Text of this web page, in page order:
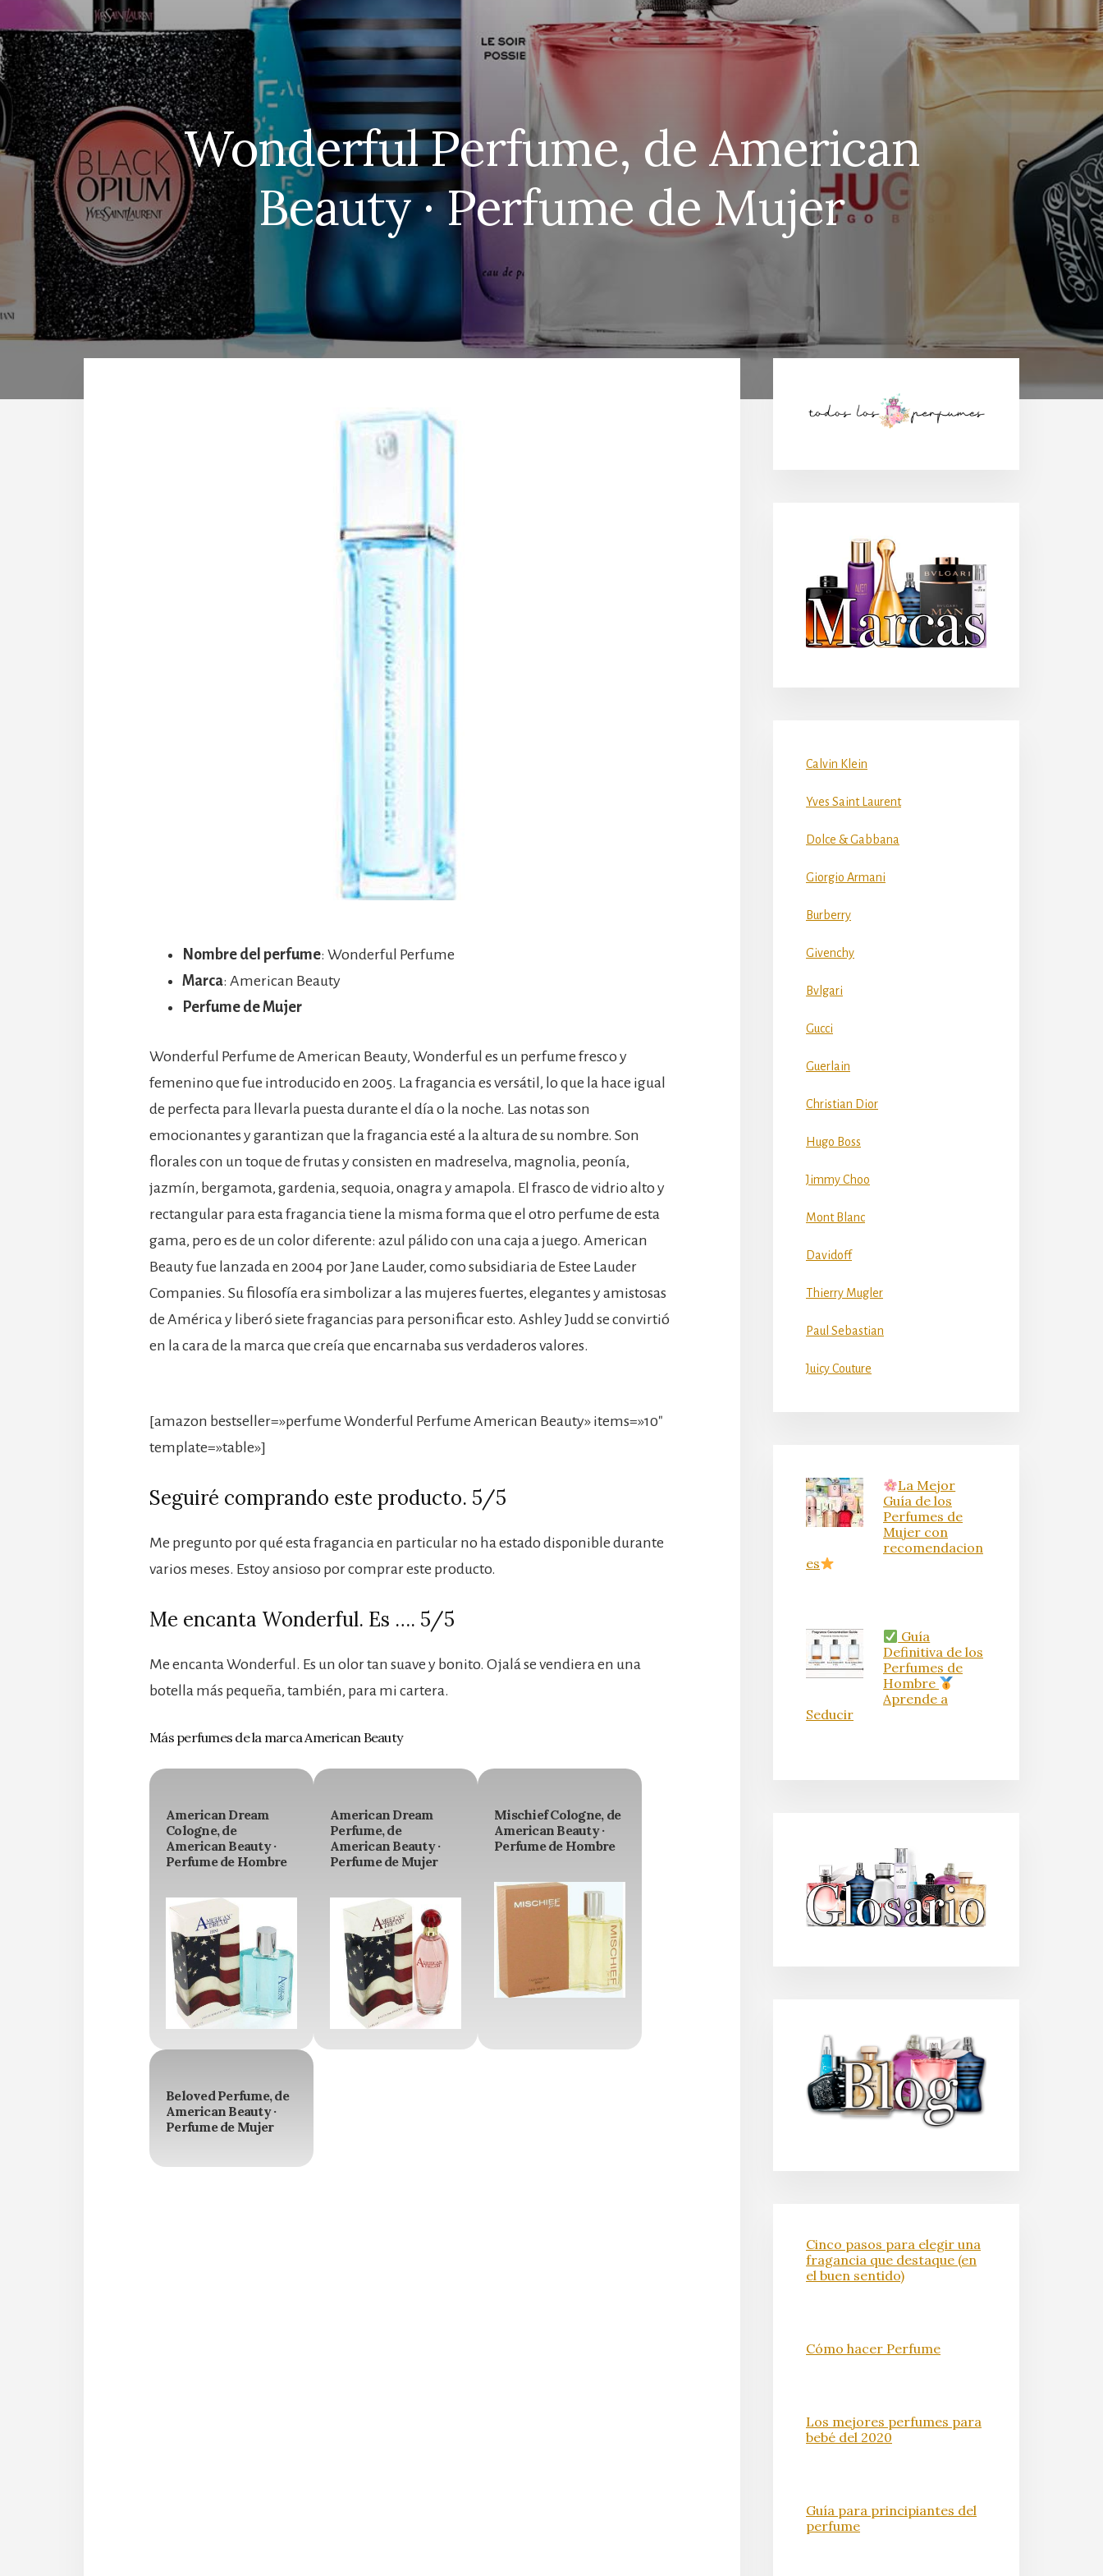
Wonderful Perfume, de American
Beauty · Perfume de Mujer
Nombre del perfume: Wonderful Perfume
Marca: American Beauty
Perfume de Mujer
Wonderful Perfume de American Beauty, Wonderful es un perfume fresco y
femenino que fue introducido en 2005. La fragancia es versátil, lo que la hace igual
de perfecta para llevarla puesta durante el día o la noche. Las notas son
emocionantes y garantizan que la fragancia esté a la altura de su nombre. Son
florales con un toque de frutas y consisten en madreselva, magnolia, peonía,
jazmín, bergamota, gardenia, sequoia, onagra y amapola. El frasco de vidrio alto y
rectangular para esta fragancia tiene la misma forma que el otro perfume de esta
gama, pero es de un color diferente: azul pálido con una caja a juego. American
Beauty fue lanzada en 2004 por Jane Lauder, como subsidiaria de Estee Lauder
Companies. Su filosofía era simbolizar a las mujeres fuertes, elegantes y amistosas
de América y liberó siete fragancias para personificar esto. Ashley Judd se convirtió
en la cara de la marca que creía que encarnaba sus verdaderos valores.
[amazon bestseller=»perfume Wonderful Perfume American Beauty» items=»10″
template=»table»]
Seguiré comprando este producto. 5/5
Me pregunto por qué esta fragancia en particular no ha estado disponible durante
varios meses. Estoy ansioso por comprar este producto.
Me encanta Wonderful. Es …. 5/5
Me encanta Wonderful. Es un olor tan suave y bonito. Ojalá se vendiera en una
botella más pequeña, también, para mi cartera.
Más perfumes de la marca American Beauty
American Dream
Cologne, de
American Beauty ·
Perfume de Hombre
American Dream
Perfume, de
American Beauty ·
Perfume de Mujer
Mischief Cologne, de
American Beauty ·
Perfume de Hombre
Beloved Perfume, de
American Beauty ·
Perfume de Mujer
lateral
Calvin Klein
Yves Saint Laurent
Dolce & Gabbana
Giorgio Armani
Burberry
Givenchy
Bvlgari
Gucci
Guerlain
Christian Dior
Hugo Boss
Jimmy Choo
Mont Blanc
Davidoff
Thierry Mugler
Paul Sebastian
Juicy Couture
La Mejor
Guía de los
Perfumes de
Mujer con
recomendacion
es
Guía
Definitiva de los
Perfumes de
Hombre
Aprende a
Seducir
Cinco pasos para elegir una
fragancia que destaque (en
el buen sentido)
Cómo hacer Perfume
Los mejores perfumes para
bebé del 2020
Guía para principiantes del
perfume